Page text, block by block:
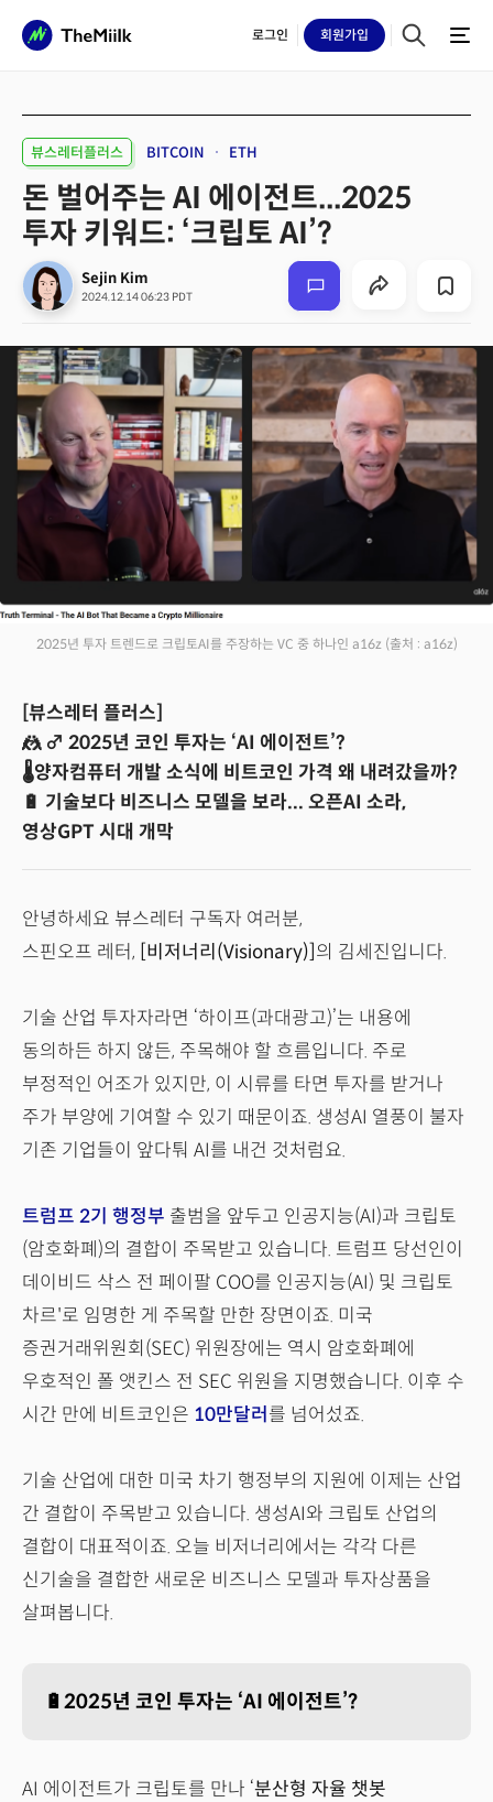
로그인 회원가입
뷰스레터플러스 BITCOIN ETH
돈 벌어주는 AI 에이전트...2025
투자 키워드: ‘크립토 AI’?
Sejin Kim
2024.12.14 06:23 PDT
2025년 투자 트렌드로 크립토AI를 주장하는 VC 중 하나인 a16z (출처 : a16z)
[뷰스레터 플러스]
🤼 ♂️ 2025년 코인 투자는 ‘AI 에이전트’?
🌡️양자컴퓨터 개발 소식에 비트코인 가격 왜 내려갔을까?
🔋 기술보다 비즈니스 모델을 보라... 오픈AI 소라,
영상GPT 시대 개막
안녕하세요 뷰스레터 구독자 여러분,
스핀오프 레터, [비저너리(Visionary)] 의 김세진입니다.
기술 산업 투자자라면 ‘하이프(과대광고)’는 내용에
동의하든 하지 않든, 주목해야 할 흐름입니다. 주로
부정적인 어조가 있지만, 이 시류를 타면 투자를 받거나
주가 부양에 기여할 수 있기 때문이죠. 생성AI 열풍이 불자
기존 기업들이 앞다퉈 AI를 내건 것처럼요.
트럼프 2기 행정부 출범을 앞두고 인공지능(AI)과 크립토
(암호화폐)의 결합이 주목받고 있습니다. 트럼프 당선인이
데이비드 삭스 전 페이팔 COO를 인공지능(AI) 및 크립토
차르'로 임명한 게 주목할 만한 장면이죠. 미국
증권거래위원회(SEC) 위원장에는 역시 암호화폐에
우호적인 폴 앳킨스 전 SEC 위원을 지명했습니다. 이후 수
시간 만에 비트코인은 10만달러 를 넘어섰죠.
기술 산업에 대한 미국 차기 행정부의 지원에 이제는 산업
간 결합이 주목받고 있습니다. 생성AI와 크립토 산업의
결합이 대표적이죠. 오늘 비저너리에서는 각각 다른
신기술을 결합한 새로운 비즈니스 모델과 투자상품을
살펴봅니다.
🔋2025년 코인 투자는 ‘AI 에이전트’?
AI 에이전트가 크립토를 만나 ‘분산형 자율 챗봇